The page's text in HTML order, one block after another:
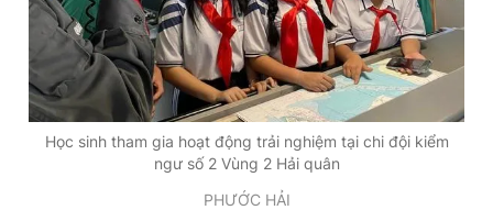
Học sinh tham gia hoạt động trải nghiệm tại chi đội kiểm
ngư số 2 Vùng 2 Hải quân
PHƯỚC HẢI